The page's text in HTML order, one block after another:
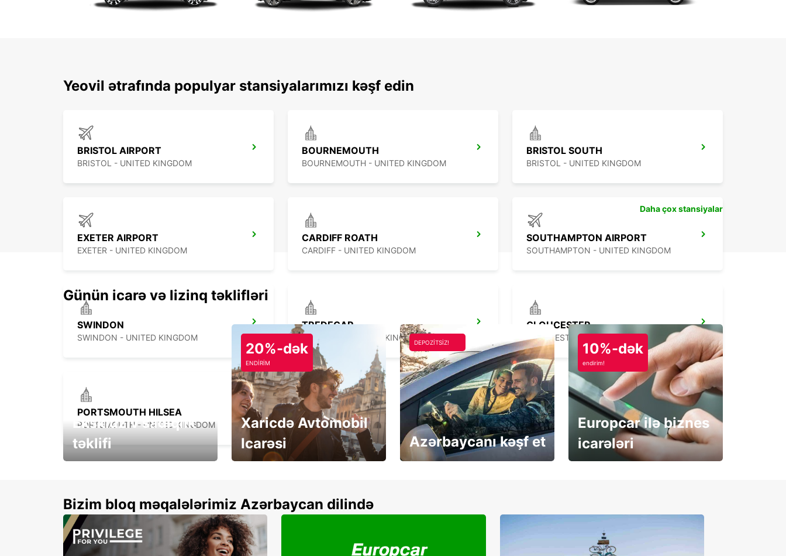
Yeovil ətrafında populyar stansiyalarımızı kəşf edin
BRISTOL AIRPORT
BRISTOL - UNITED KINGDOM
BOURNEMOUTH
BOURNEMOUTH - UNITED KINGDOM
BRISTOL SOUTH
BRISTOL - UNITED KINGDOM
EXETER AIRPORT
EXETER - UNITED KINGDOM
CARDIFF ROATH
CARDIFF - UNITED KINGDOM
SOUTHAMPTON AIRPORT
SOUTHAMPTON - UNITED KINGDOM
SWINDON
SWINDON - UNITED KINGDOM
TREDEGAR
TREDEGAR - UNITED KINGDOM
GLOUCESTER
GLOUCESTER - UNITED KINGDOM
PORTSMOUTH HILSEA
PORTSMOUTH - UNITED KINGDOM
Daha çox stansiyalar
Günün icarə və lizinq təklifləri
Eksklüziv sadiqlik
təklifi
20%-dək
ENDİRİM
Xaricdə Avtomobil
Icarəsi
DEPOZİTSİZ!
Azərbaycanı kəşf et
10%-dək
endirim!
Europcar ilə biznes
icarələri
Bizim bloq məqalələrimiz Azərbaycan dilində